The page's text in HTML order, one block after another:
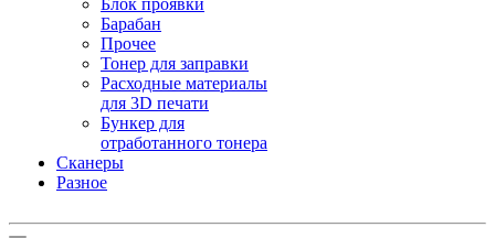
Блок проявки
Барабан
Прочее
Тонер для заправки
Расходные материалы
для 3D печати
Бункер для
отработанного тонера
Сканеры
Разное